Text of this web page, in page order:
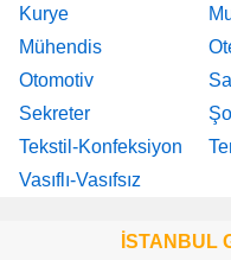
Kurye
Mühendis
Otomotiv
Sekreter
Tekstil-Konfeksiyon
Vasıflı-Vasıfsız
İSTANBUL